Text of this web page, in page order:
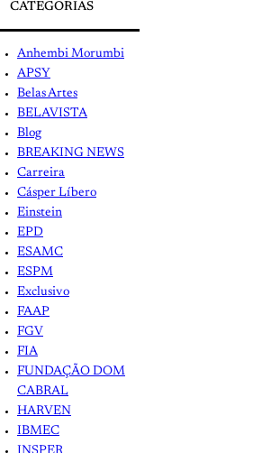
CATEGORIAS
Anhembi Morumbi
APSY
Belas Artes
BELAVISTA
Blog
BREAKING NEWS
Carreira
Cásper Líbero
Einstein
EPD
ESAMC
ESPM
Exclusivo
FAAP
FGV
FIA
FUNDAÇÃO DOM
CABRAL
HARVEN
IBMEC